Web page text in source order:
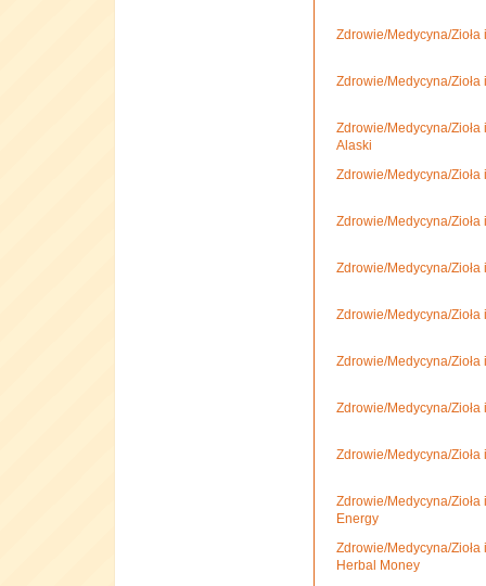
Zdrowie/Medycyna/
Zdrowie/Medycyna/
Zdrowie/Medycyna/
Alaski
Zdrowie/Medycyna/
Zdrowie/Medycyna/
Zdrowie/Medycyna/
Zdrowie/Medycyna/
Zdrowie/Medycyna/
Zdrowie/Medycyna/
Zdrowie/Medycyna/
Zdrowie/Medycyna/
Energy
Zdrowie/Medycyna/
Herbal Money